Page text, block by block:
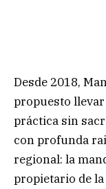
Desde 2018,
propuesto
práctica sin
con profunda
regional: la
propietario de